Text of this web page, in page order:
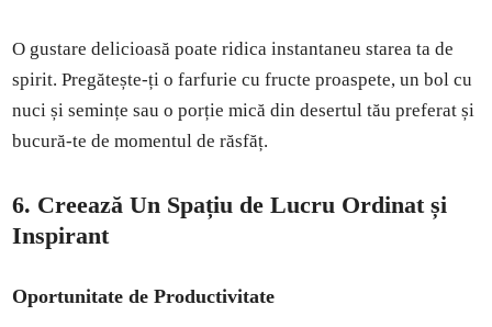
O gustare delicioasă poate ridica instantaneu starea ta de
spirit. Pregătește-ți o farfurie cu fructe proaspete, un bol cu
nuci și semințe sau o porție mică din desertul tău preferat și
bucură-te de momentul de răsfăț.
6. Creează Un Spațiu de Lucru Ordinat și
Inspirant
Oportunitate de Productivitate